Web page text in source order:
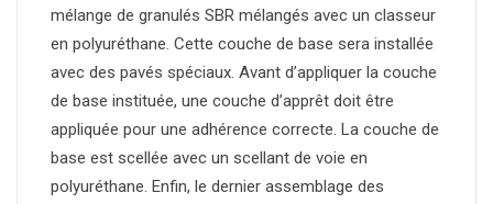
mélange de granulés SBR mélangés avec un classeur
en polyuréthane. Cette couche de base sera installée
avec des pavés spéciaux. Avant d’appliquer la couche
de base instituée, une couche d’apprêt doit être
appliquée pour une adhérence correcte. La couche de
base est scellée avec un scellant de voie en
polyuréthane. Enfin, le dernier assemblage des